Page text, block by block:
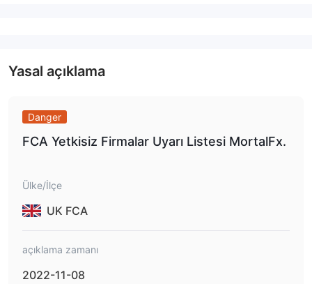
Yasal açıklama
Danger
FCA Yetkisiz Firmalar Uyarı Listesi MortalFx.
Ülke/İlçe
UK FCA
açıklama zamanı
2022-11-08